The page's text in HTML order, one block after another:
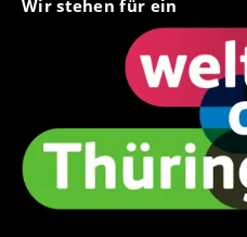
Wir stehen für ein